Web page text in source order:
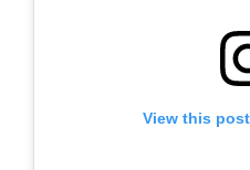
View this